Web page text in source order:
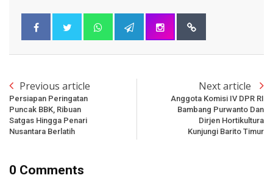
Previous article
Persiapan Peringatan
Puncak BBK, Ribuan
Satgas Hingga Penari
Nusantara Berlatih
Next article
Anggota Komisi IV DPR RI
Bambang Purwanto Dan
Dirjen Hortikultura
Kunjungi Barito Timur
0 Comments